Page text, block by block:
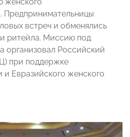
Предпринимательницы
встреч и обменялись
ритейла. Миссию под
организовал Российский
при поддержке
Евразийского женского